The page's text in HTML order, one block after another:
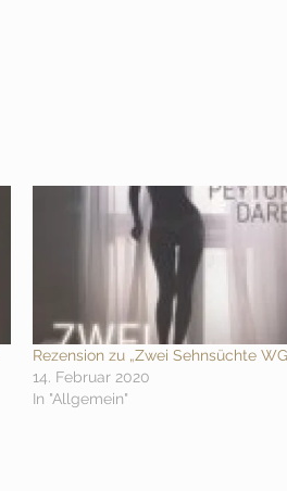
Rezension zu „Zwei Sehnsüchte WG
14. Februar 2020
In "Allgemein"